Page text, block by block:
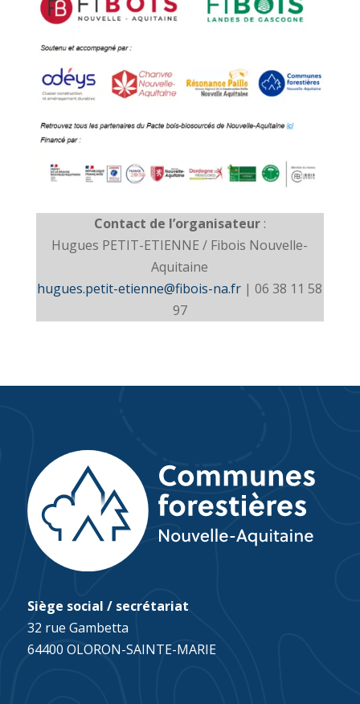
Contact de l’organisateur:
Hugues PETIT-ETIENNE / Fibois Nouvelle-
Aquitaine
hugues.petit-etienne@fibois-na.fr | 06 38 11 58
97
Siège social / secrétariat
32 rue Gambetta
64400 OLORON-SAINTE-MARIE